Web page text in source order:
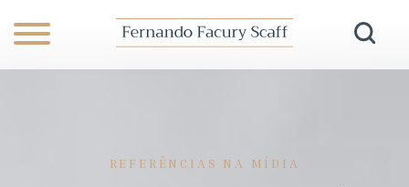
REFERÊNCIAS NA MÍDIA